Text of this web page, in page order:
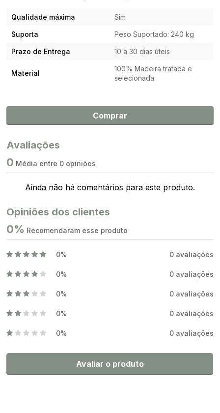
Qualidade máxima Sim
Suporta Peso Suportado: 240 kg
Prazo de Entrega 10 à 30 dias úteis
Material
100% Madeira tratada e
selecionada
Comprar
Avaliações
0 Média entre 0 opiniões
Ainda não há comentários para este produto.
Opiniões dos clientes
0% Recomendaram esse produto
0% 0 avaliações
0% 0 avaliações
0% 0 avaliações
0% 0 avaliações
0% 0 avaliações
Avaliar o produto